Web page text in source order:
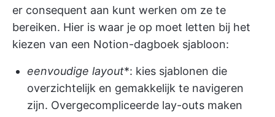
er consequent aan kunt werken om ze te
bereiken. Hier is waar je op moet letten bij het
kiezen van een Notion-dagboek sjabloon:
eenvoudige layout*: kies sjablonen die
overzichtelijk en gemakkelijk te navigeren
zijn. Overgecompliceerde lay-outs maken